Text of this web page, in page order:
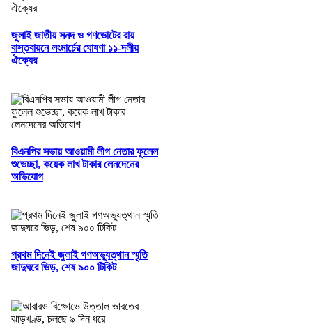
জুলাই জাতীয় সনদ ও গণভোটের রায়
বাস্তবায়নে লংমার্চের ঘোষণা ১১-দলীয়
ঐক্যের
বিএনপির সভায় আওয়ামী লীগ নেতার ফুলেল
শুভেচ্ছা, কয়েক লাখ টাকার লেনদেনের
অভিযোগ
প্রথম দিনেই জুলাই গণঅভ্যুত্থান স্মৃতি
জাদুঘরে ভিড়, শেষ ৯০০ টিকিট